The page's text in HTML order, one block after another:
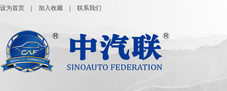
设为首页 加入收藏 联系我们